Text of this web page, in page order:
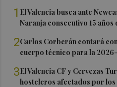
1 El Valencia busca ante
Naranja consecutivo 15 años
2Carlos Corberán contará
cuerpo técnico para la
3El Valencia CF y Cervezas
hosteleros afectados por